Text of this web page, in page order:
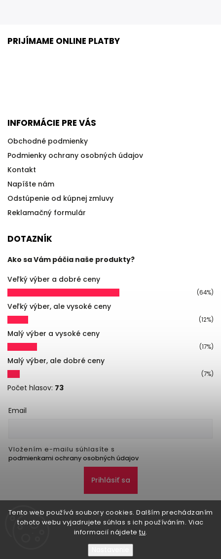
Tento web používá soubory cookies. Dalším prechádzaním
tohoto webu vyjadrujete súhlas s ich používáním. Viac
informacií nájdete tu.
PRIJÍMAME ONLINE PLATBY
INFORMÁCIE PRE VÁS
Obchodné podmienky
Podmienky ochrany osobných údajov
Kontakt
Napíšte nám
Odstúpenie od kúpnej zmluvy
Reklamačný formulár
DOTAZNÍK
Ako sa Vám páčia naše produkty?
Veľký výber a dobré ceny
(64%)
Veľký výber, ale vysoké ceny
(12%)
Malý výber a vysoké ceny
(17%)
Malý výber, ale dobré ceny
(7%)
Počet hlasov: 73
Email
Vložením e-mailu súhlasíte s
podmienkami ochrany osobných údajov
Prihlásiť sa